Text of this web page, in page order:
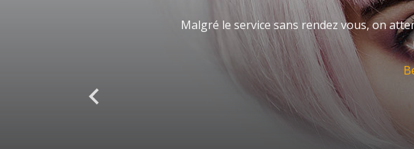
Malgré le service sans rendez vous, on